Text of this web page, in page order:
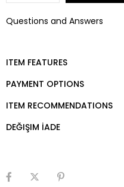
Questions and Answers
ITEM FEATURES
PAYMENT OPTIONS
ITEM RECOMMENDATIONS
DEĞIŞIM İADE